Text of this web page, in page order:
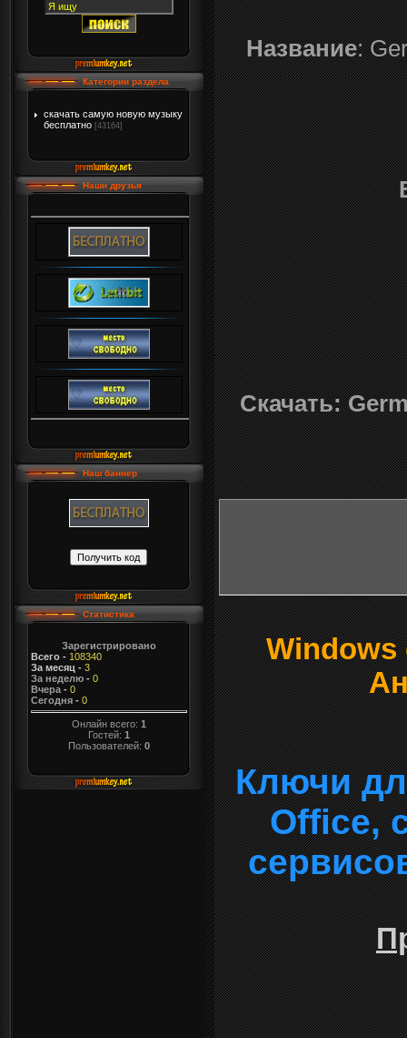
Категории раздела
скачать самую новую музыку
бесплатно [43164]
Наши друзья
Наш баннер
Статистика
Зарегистрировано
Всего- 108340
За месяц - 3
За неделю- 0
Вчера- 0
Сегодня- 0
Онлайн всего: 1
Гостей: 1
Пользователей: 0
Название:
Скачать:
Windows
Ключи
Office,